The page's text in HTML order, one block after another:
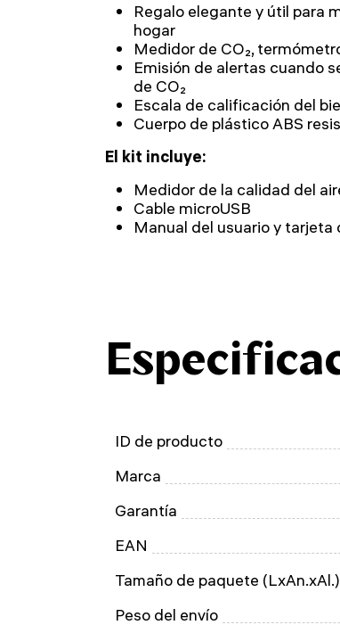
Regalo elegante y útil para
hogar
Medidor de CO₂,
Emisión de alertas cuando
de CO₂
Escala de calificación del
Cuerpo de plástico ABS
El kit incluye:
Medidor de la calidad del
Cable microUSB
Manual del usuario y tarjeta
ID de producto
Marca
Garantía
EAN
Tamaño de paquete (LxAn.xAl.)
Peso del envío